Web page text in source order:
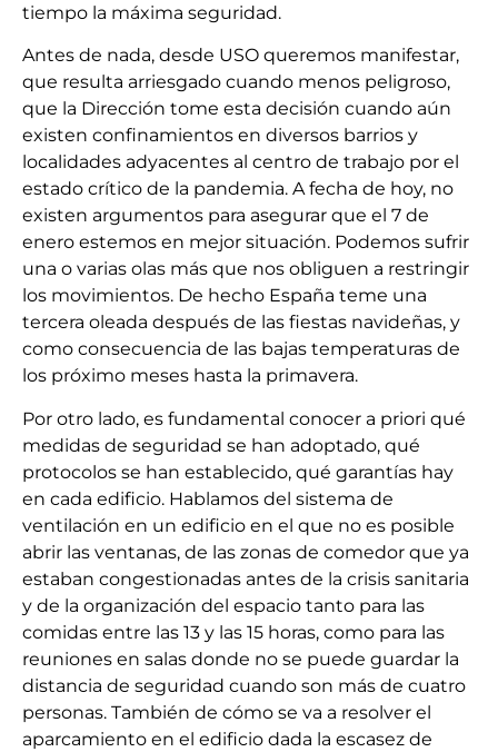
tiempo la máxima seguridad.
Antes de nada, desde USO queremos manifestar,
que resulta arriesgado cuando menos peligroso,
que la Dirección tome esta decisión cuando aún
existen confinamientos en diversos barrios y
localidades adyacentes al centro de trabajo por el
estado crítico de la pandemia. A fecha de hoy, no
existen argumentos para asegurar que el 7 de
enero estemos en mejor situación. Podemos sufrir
una o varias olas más que nos obliguen a restringir
los movimientos. De hecho España teme una
tercera oleada después de las fiestas navideñas, y
como consecuencia de las bajas temperaturas de
los próximo meses hasta la primavera.
Por otro lado, es fundamental conocer a priori qué
medidas de seguridad se han adoptado, qué
protocolos se han establecido, qué garantías hay
en cada edificio. Hablamos del sistema de
ventilación en un edificio en el que no es posible
abrir las ventanas, de las zonas de comedor que ya
estaban congestionadas antes de la crisis sanitaria
y de la organización del espacio tanto para las
comidas entre las 13 y las 15 horas, como para las
reuniones en salas donde no se puede guardar la
distancia de seguridad cuando son más de cuatro
personas. También de cómo se va a resolver el
aparcamiento en el edificio dada la escasez de